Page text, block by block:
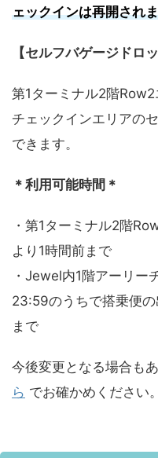
ェックインは再開され
【セルフバゲージドロ
第1ターミナル2階
チェックインエリアの
できます。
＊利用可能時間＊
・第1ターミナル2階
より1時間前まで
・Jewel内1階アーリー
23:59のうちで搭乗便
まで
今後変更となる場合も
ら でお確かめください。